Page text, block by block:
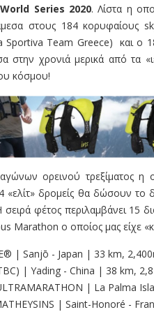
Series 2020. Λίστα η
στους 184 κορυφαίους
Sportiva Team Greece) και ο
χρονιά μερικά από τα
κόσμου!
ορεινού τρεξίματος
δρομείς θα δώσουν το
φέτος περιλαμβάνει 15
Marathon ο οποίος μας είχε
| Sanjō - Japan | 33 km,
| Yading - China | 38 km,
| La Palma
| Saint-Honoré -